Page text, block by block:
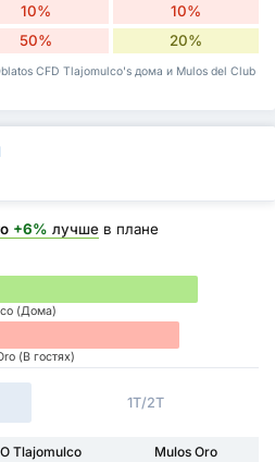
10% 10%
50% 20%
CFD Tlajomulco's дома и Mulos del Club
+6% лучше в плане
(Дома)
(В гостях)
1Т/2Т
Tlajomulco
Mulos Oro